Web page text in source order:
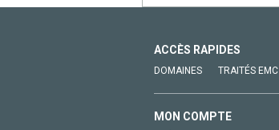
ACCÈS RAPIDES
DOMAINES TRAITÉS EMC
MON COMPTE